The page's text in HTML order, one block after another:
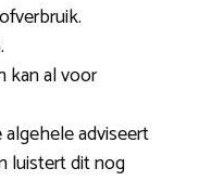
kan al voor
adviseert
luistert dit nog